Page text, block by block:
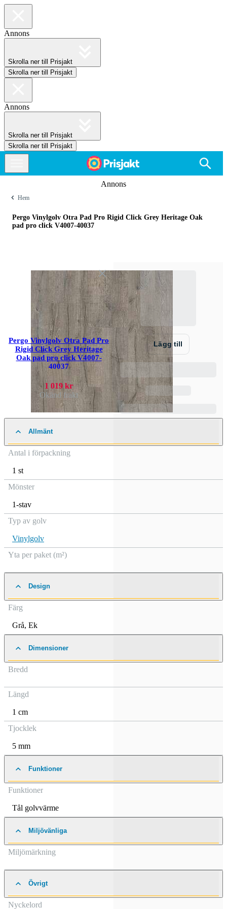
Annons
Skrolla ner till Prisjakt
Skrolla ner till Prisjakt
Annons
Skrolla ner till Prisjakt
Skrolla ner till Prisjakt
Annons
Hem
Pergo Vinylgolv Otra Pad Pro Rigid Click Grey Heritage Oak
pad pro click V4007-40037
Pergo Vinylgolv Otra Pad Pro
Rigid Click Grey Heritage
Oak pad pro click V4007-
40037
1 019 kr
Okänd frakt
Lägg till
Allmänt
Antal i förpackning
1 st
Mönster
1-stav
Typ av golv
Vinylgolv
Yta per paket (m²)
Design
Färg
Grå, Ek
Dimensioner
Bredd
Längd
1 cm
Tjocklek
5 mm
Funktioner
Funktioner
Tål golvvärme
Miljövänliga
Miljömärkning
Övrigt
Nyckelord